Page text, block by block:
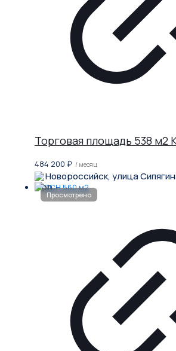
Торговая площадь 538 м2
484 200 ₽ / месяц
Новороссийск, улица